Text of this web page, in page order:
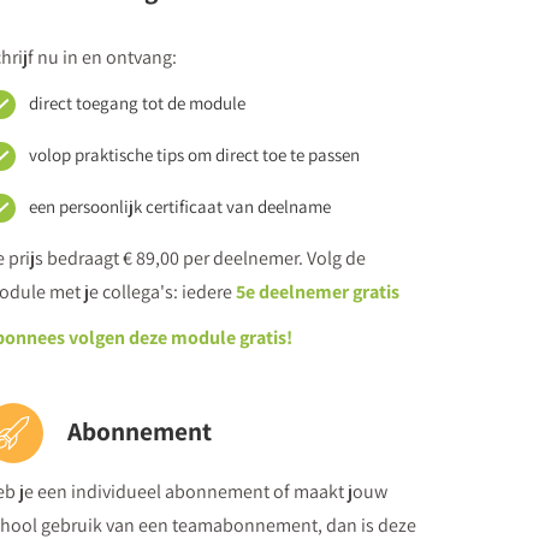
Deze module is een onderdeel van de e-
volgen over
Omgaan met en ondersteuning bij
nu in en ontvang:
direct toegang tot de module
volop praktische tips om direct toe te passen
een persoonlijk certificaat van deelname
prijs bedraagt € 89,00 per deelnemer. Volg de
met je collega's: iedere5e deelnemer gratis
volgen deze module gratis!
Abonnement
je een individueel abonnement of maakt jouw
gebruik van een teamabonnement, dan is deze